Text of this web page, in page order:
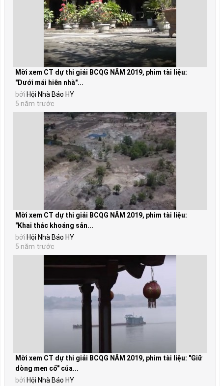
Mời xem CT dự thi giải BCQG NĂM 2019, phim tài liệu:
"Dưới mái hiên nhà"...
bởi Hội Nhà Báo HY
5 năm trước
Mời xem CT dự thi giải BCQG NĂM 2019, phim tài liệu:
"Khai thác khoáng sản...
bởi Hội Nhà Báo HY
5 năm trước
Mời xem CT dự thi giải BCQG NĂM 2019, phim tài liệu: "Giữ
dòng men cổ" của...
bởi Hội Nhà Báo HY